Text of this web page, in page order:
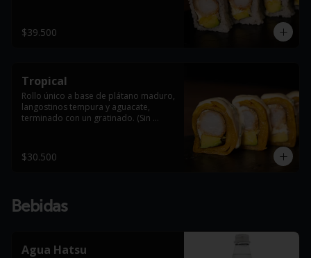
$39.500
Tropical
Rollo único a base de plátano maduro,
langostinos tempura y aguacate,
terminado con un gratinado. (Sin
$30.500
Bebidas
Agua Hatsu